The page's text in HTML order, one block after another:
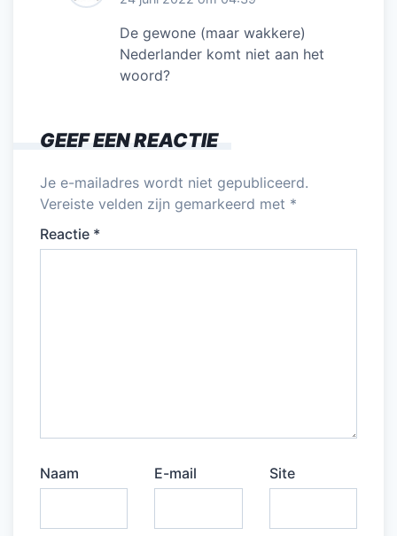
De gewone (maar wakkere)
Nederlander komt niet aan het
woord?
GEEF EEN REACTIE
Je e-mailadres wordt niet gepubliceerd.
Vereiste velden zijn gemarkeerd met *
Reactie *
Naam E-mail Site